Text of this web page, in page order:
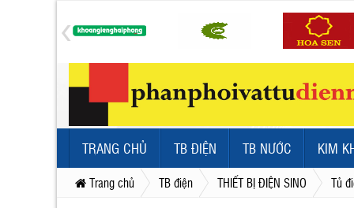
TRANG CHỦ TB ĐIỆN TB NƯỚC KIM
Trang chủ TB điện THIẾT BỊ ĐIỆN SINO Tủ